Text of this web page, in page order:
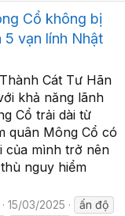
Cổ không bị
5 vạn lính Nhật
Cát Tư Hãn
khả năng lãnh
Cổ trải dài từ
quân Mông Cổ có
của mình trở nên
nguy hiểm
15/03/2025
ấn độ